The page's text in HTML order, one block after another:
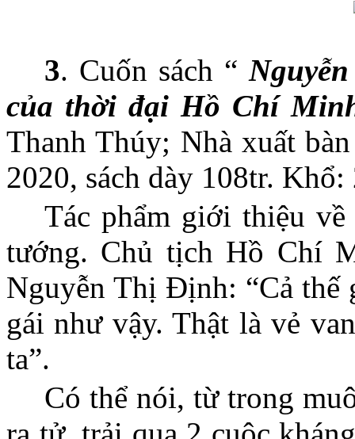
3. Cuốn sách “
của thời đại Hồ Chí
Thanh Thúy; Nhà xuất
2020, sách dày 108tr.
Tác phẩm giới thiệu
tướng. Chủ tịch Hồ Chí
Nguyễn Thị Định: “Cả
gái như vậy. Thật là vẻ
ta”.
Có thể nói, từ trong